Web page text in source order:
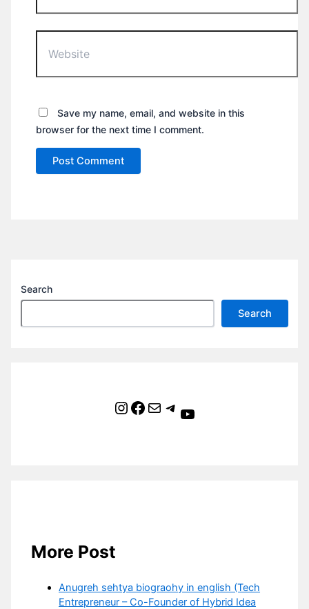
Save my name, email, and website in this
browser for the next time I comment.
Search
Search
Instagram Facebook Mail Telegram YouTube
More Post
Anugreh sehtya biograohy in english (Tech
Entrepreneur – Co-Founder of Hybrid Idea